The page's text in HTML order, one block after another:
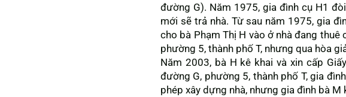
đường G). Năm 1975, gia đình cụ H1
mới sẽ trả nhà. Từ sau năm 1975, gia
cho bà Phạm Thị H vào ở nhà đang thuê
phường 5, thành phố T, nhưng qua hòa
Năm 2003, bà H kê khai và xin cấp
đường G, phường 5, thành phố T, gia
phép xây dựng nhà, nhưng gia đình bà